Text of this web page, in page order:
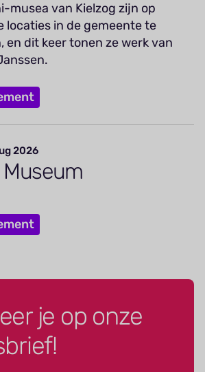
musea van Kielzog zijn op
locaties in de gemeente te
en dit keer tonen ze werk van
2026
Museum
je op onze